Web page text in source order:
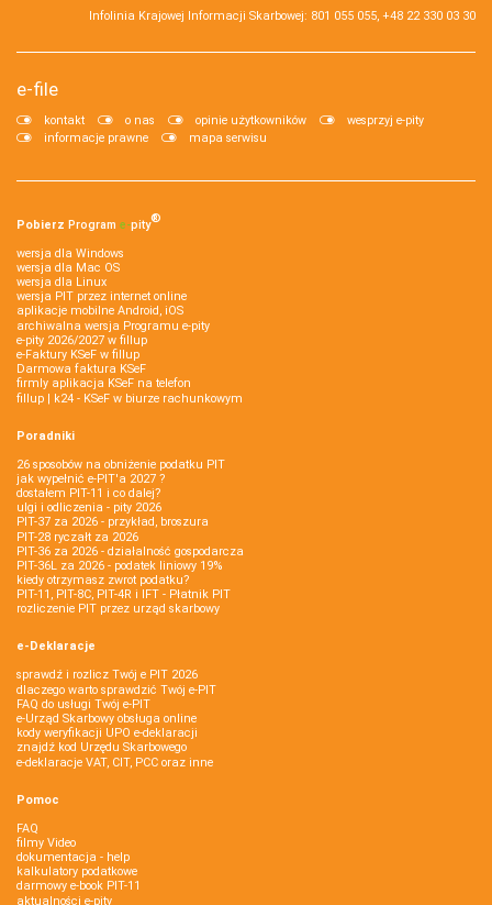
Infolinia Krajowej Informacji Skarbowej: 801 055 055, +48 22 330 03 30
e-file
kontakt o nas opinie użytkowników
wesprzyj e-pity
informacje prawne
mapa serwisu
Pobierz Program e‑pity®
wersja dla Windows
wersja dla Mac OS
wersja dla Linux
wersja PIT przez internet online
aplikacje mobilne Android, iOS
archiwalna wersja Programu e-pity
e-pity 2026/2027 w fillup
e‑Faktury KSeF w fillup
Darmowa faktura KSeF
firmly aplikacja KSeF na telefon
fillup | k24 - KSeF w biurze rachunkowym
Poradniki
26 sposobów na obniżenie podatku PIT
jak wypełnić e-PIT'a 2027 ?
dostałem PIT-11 i co dalej?
ulgi i odliczenia - pity 2026
PIT-37 za 2026 - przykład, broszura
PIT-28 ryczałt za 2026
PIT-36 za 2026 - działalność gospodarcza
PIT-36L za 2026 - podatek liniowy 19%
kiedy otrzymasz zwrot podatku?
PIT-11, PIT-8C, PIT-4R i IFT - Płatnik PIT
rozliczenie PIT przez urząd skarbowy
e-Deklaracje
sprawdź i rozlicz Twój e PIT 2026
dlaczego warto sprawdzić Twój e-PIT
FAQ do usługi Twój e-PIT
e-Urząd Skarbowy obsługa online
kody weryfikacji UPO e-deklaracji
znajdź kod Urzędu Skarbowego
e-deklaracje VAT, CIT, PCC oraz inne
Pomoc
FAQ
filmy Video
dokumentacja - help
kalkulatory podatkowe
darmowy e-book PIT-11
aktualności e-pity